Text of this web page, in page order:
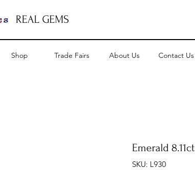
REAL GEMS
Shop Trade Fairs About Us Contact Us
Emerald 8.11ct
SKU: L930